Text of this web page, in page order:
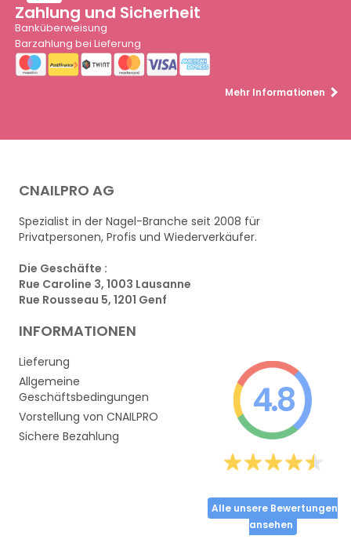
Zahlung und Sicherheit
Banküberweisung
Barzahlung bei Lieferung
Mehr Informationen
CNAILPRO AG
Spezialist in der Nagel-Branche seit 2008 für
Privatpersonen, Profis und Wiederverkäufer.
Die Geschäfte :
Rue Caroline 3, 1003 Lausanne
Rue Rousseau 5, 1201 Genf
INFORMATIONEN
Lieferung
Allgemeine
Geschäftsbedingungen
Vorstellung von CNAILPRO
Sichere Bezahlung
4.8
Alle unsere Bewertungen
ansehen